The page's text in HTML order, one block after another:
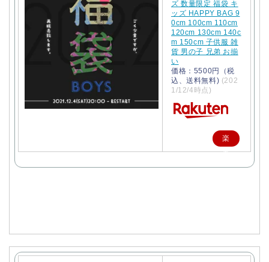
ズ 数量限定 福袋 キ
ッズ HAPPY BAG 9
0cm 100cm 110cm
120cm 130cm 140c
m 150cm 子供服 雑
貨 男の子 兄弟 お揃
い
価格：5500円（税
込、送料無料) (202
1/12/4時点)
楽
天